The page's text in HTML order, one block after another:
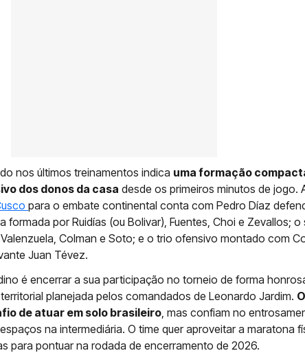
nos últimos treinamentos indica uma formação
dos donos da casa desde os primeiros minutos de jogo.
para o embate continental conta com Pedro Díaz
formada por Ruidías (ou Bolivar), Fuentes, Choi e Zevallos; o
Colman e Soto; e o trio ofensivo montado com
Juan Tévez.
é encerrar a sua participação no torneio de forma
planejada pelos comandados de Leonardo Jardim.
de atuar em solo brasileiro, mas confiam no
na intermediária. O time quer aproveitar a maratona
para pontuar na rodada de encerramento de 2026.